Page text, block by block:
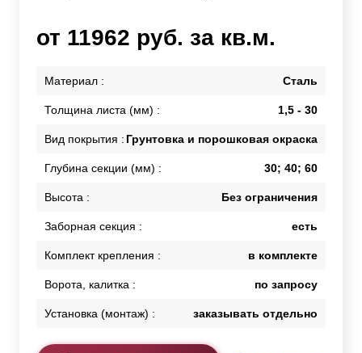
от 11962 руб. за кв.м.
Материал : Сталь
Толщина листа (мм) : 1,5 - 30
Вид покрытия : Грунтовка и порошковая окраска
Глубина секции (мм) : 30; 40; 60
Высота : Без ограничения
Заборная секция : есть
Комплект крепления : в комплекте
Ворота, калитка : по запросу
Установка (монтаж) : заказывать отдельно